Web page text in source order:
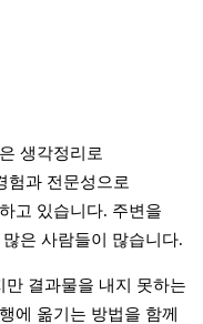
생각정리로
험과 전문성으로
고 있습니다. 주변을
은 사람들이 많습니다.
결과물을 내지 못하는
에 옮기는 방법을 함께